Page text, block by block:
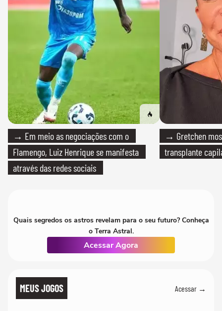
→ Em meio as negociações com o
Flamengo, Luiz Henrique se manifesta
através das redes sociais
→ Gretchen
transplante
Quais segredos os astros revelam para o seu futuro? Conheça
o Terra Astral.
Acessar Agora
MEUS JOGOS Acessar →